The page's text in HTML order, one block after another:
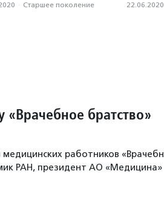
· Старшее поколение 22.06.2020
братство»
работников
РАН, президент АО «Медицина»